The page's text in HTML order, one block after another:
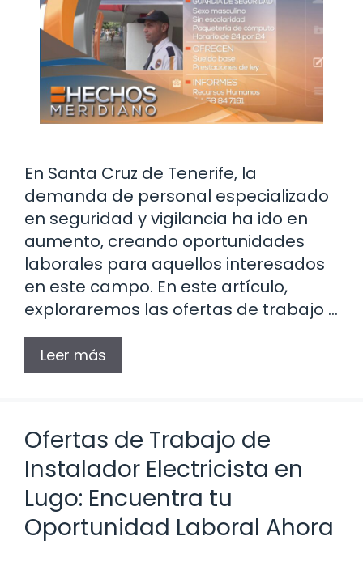
En Santa Cruz de Tenerife, la
demanda de personal especializado
en seguridad y vigilancia ha ido en
aumento, creando oportunidades
laborales para aquellos interesados
en este campo. En este artículo,
exploraremos las ofertas de trabajo …
Leer más
Ofertas de Trabajo de
Instalador Electricista en
Lugo: Encuentra tu
Oportunidad Laboral Ahora